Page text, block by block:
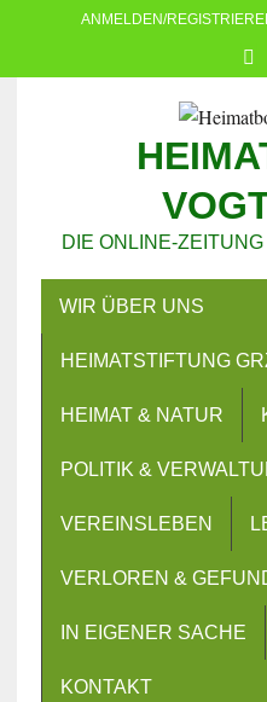
ANMELDEN/
DIE ONLINE-
WIR ÜBER UNS
HEIMATSTIFTUNG
HEIMAT & NATUR
POLITIK &
VEREINSLEBEN
VERLOREN &
IN EIGENER SACHE
KONTAKT